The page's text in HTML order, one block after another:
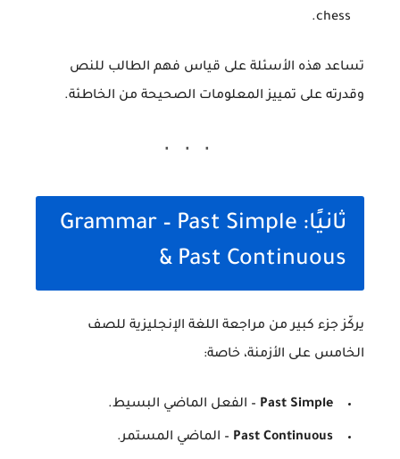
chess.
تساعد هذه الأسئلة على قياس فهم الطالب للنص
وقدرته على تمييز المعلومات الصحيحة من الخاطئة.
ثانيًا: Grammar – Past Simple
& Past Continuous
يركّز جزء كبير من مراجعة اللغة الإنجليزية للصف
الخامس على الأزمنة، خاصة:
Past Simple – الفعل الماضي البسيط.
Past Continuous – الماضي المستمر.